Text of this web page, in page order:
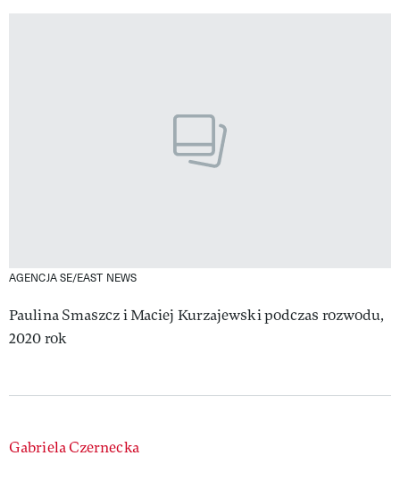
AGENCJA SE/EAST NEWS
Paulina Smaszcz i Maciej Kurzajewski podczas rozwodu,
2020 rok
Authors
Gabriela Czernecka